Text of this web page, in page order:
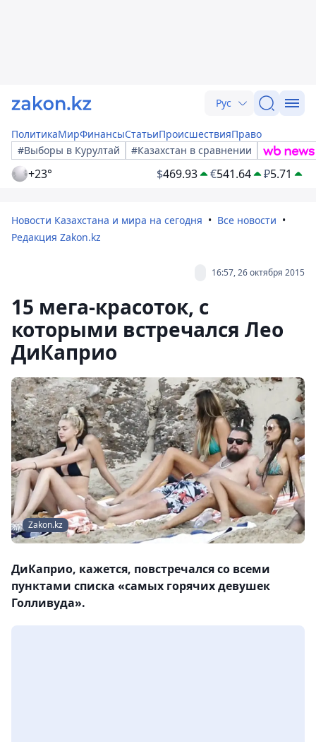
Рус
ПолитикаМирФинансыСтатьиПроисшествияПраво
#Выборы в Курултай
#Казахстан в сравнении
+23° $469.93 €541.64 ₽5.71
Новости Казахстана и мира на сегодня
Все новости
Редакция Zakon.kz
16:57, 26 октября 2015
15 мега-красоток, с
которыми встречался Лео
ДиКаприо
Zakon.kz
ДиКаприо, кажется, повстречался со всеми
пунктами списка «самых горячих девушек
Голливуда».